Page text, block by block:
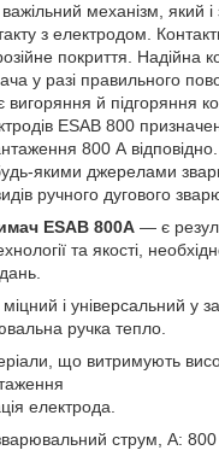
механізм, який і
з електродом.
покриття. Надійна
у разі правильного
й підгоряння
ESAB 800
800 А
якими джерелами
ручного дугового
ESAB 800А — є
та якості,
і універсальний у
ручка тепло.
що витримують
електрода.
струм, А: 800